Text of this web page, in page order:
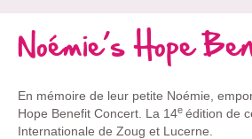
Noémie’s Hope
En mémoire de leur petite Noémie,
Hope Benefit Concert. La 14e édition de
Internationale de Zoug et Lucerne.